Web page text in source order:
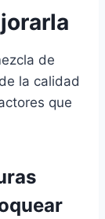
de
la calidad
que